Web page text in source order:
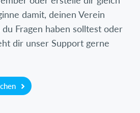
damit, deinen Verein
Fragen haben solltest oder
dir unser Support gerne